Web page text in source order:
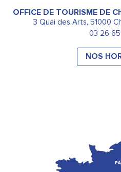
OFFICE DE TOURISME DE
3 Quai des Arts, 51000
03 26 65
NOS